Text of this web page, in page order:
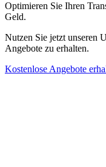
Optimieren Sie Ihren
Geld.
Nutzen Sie jetzt unseren
Angebote zu erhalten.
Kostenlose Angebote